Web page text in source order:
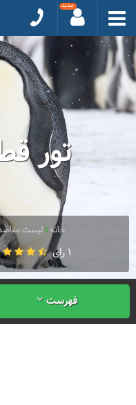
تور
خانه لیست
1 رای
فهرست